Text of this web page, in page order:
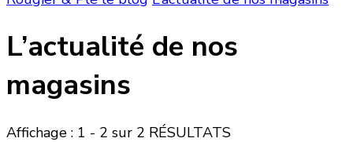
L’actualité de nos
magasins
Affichage : 1 - 2 sur 2 RÉSULTATS